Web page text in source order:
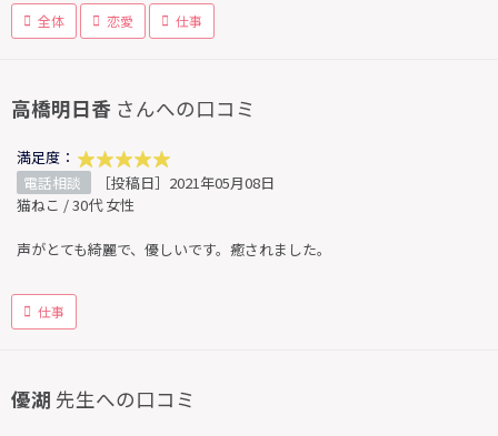
全体 恋愛 仕事
高橋明日香 さんへの口コミ
満足度：
電話相談
［投稿日］2021年05月08日
猫ねこ / 30代 女性
声がとても綺麗で、優しいです。癒されました。
仕事
優湖 先生への口コミ